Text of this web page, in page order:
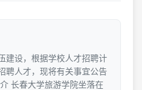
建设，根据学校人才招聘计
聘人才，现将有关事宜公告
长春大学旅游学院坐落在